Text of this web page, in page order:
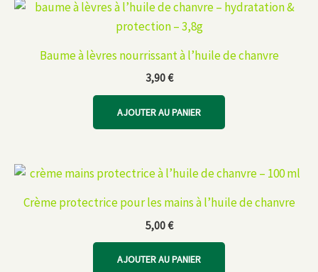
Baume à lèvres nourrissant à l’huile de chanvre
3,90€
AJOUTER AU PANIER
Crème protectrice pour les mains à l’huile de chanvre
5,00€
AJOUTER AU PANIER